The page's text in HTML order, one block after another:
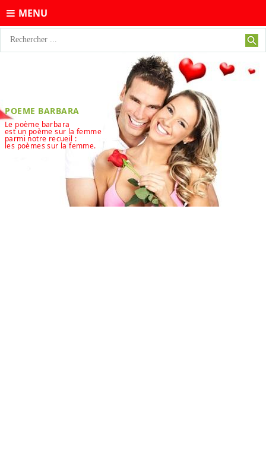
MENU
POEME BARBARA
Le poème barbara
est un poème sur la femme
parmi notre recueil :
les poèmes sur la femme.